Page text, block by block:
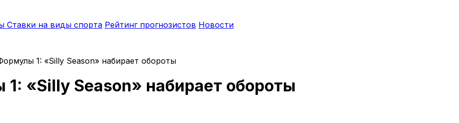
Ставки на виды спорта Рейтинг прогнозистов Новости
1: «Silly Season» набирает обороты
«Silly Season» набирает обороты